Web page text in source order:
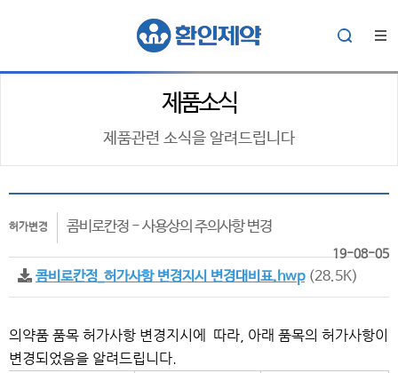
제품소식
제품관련 소식을 알려드립니다
허가변경 콤비로칸정 - 사용상의 주의사항 변경
19-08-05
콤비로칸정_허가사항 변경지시 변경대비표.hwp(28.5K)
의약품 품목 허가사항 변경지시에 따라, 아래 품목의 허가사항이
변경되었음을 알려드립니다.